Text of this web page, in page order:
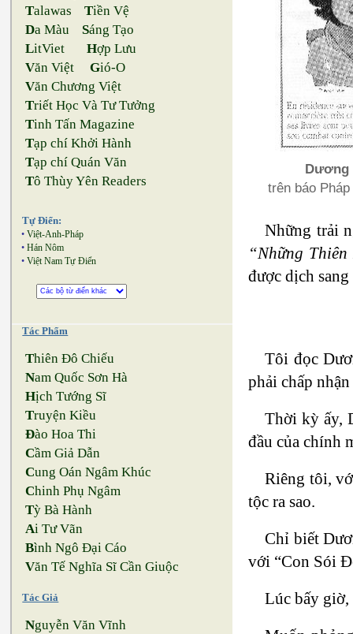
Talawas Tiền Vệ
Da Màu Sáng Tạo
LitViet Hợp Lưu
Văn Việt Gió-O
Văn Chương Việt
Triết Học Và Tư Tưởng
Tinh Tấn Magazine
Tạp chí Khởi Hành
Tạp chí Quán Văn
Tô Thùy Yên Readers
Tự Điển:
• Việt-Anh-Pháp
• Hán Nôm
• Việt Nam Tự Điển
Tác Phẩm
Thiên Đô Chiếu
Nam Quốc Sơn Hà
Hịch Tướng Sĩ
Truyện Kiều
Đào Hoa Thi
Cầm Giả Dẫn
Cung Oán Ngâm Khúc
Chinh Phụ Ngâm
Tỳ Bà Hành
Ai Tư Vãn
Bình Ngô Đại Cáo
Văn Tế Nghĩa Sĩ Cần Giuộc
Tác Giả
Nguyễn Văn Vĩnh
Dương
trên báo Pháp
Những trải
“Những
được dịch
Tôi đọc
phải chấp
Thời kỳ ấy,
đầu của chính
Riêng tôi,
tộc ra sao.
Chỉ biết
với “Con Sói
Lúc bấy giờ,